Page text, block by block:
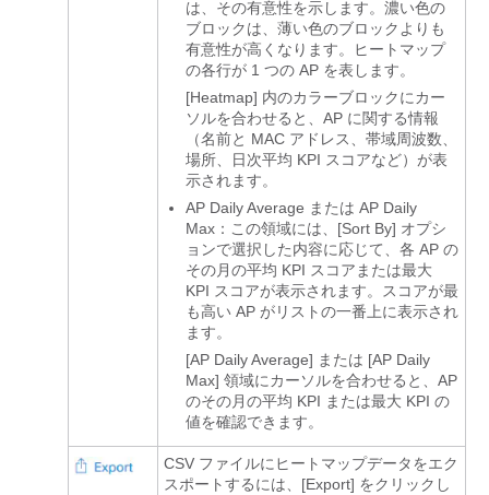
は、その有意性を示します。濃い色の
ブロックは、薄い色のブロックよりも
有意性が高くなります。ヒートマップ
の各行が 1 つの AP を表します。
[Heatmap] 内のカラーブロックにカー
ソルを合わせると、AP に関する情報
（名前と MAC アドレス、帯域周波数、
場所、日次平均 KPI スコアなど）が表
示されます。
AP Daily Average または AP Daily
Max ：この領域には、[Sort By] オプシ
ョンで選択した内容に応じて、各 AP の
その月の平均 KPI スコアまたは最大
KPI スコアが表示されます。スコアが最
も高い AP がリストの一番上に表示され
ます。
[AP Daily Average] または [AP Daily
Max] 領域にカーソルを合わせると、AP
のその月の平均 KPI または最大 KPI の
値を確認できます。
CSV ファイルにヒートマップデータをエク
スポートするには、[Export] をクリックし